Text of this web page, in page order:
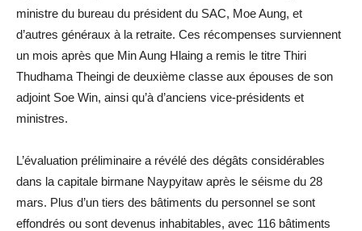
ministre du bureau du président du SAC, Moe Aung, et
d’autres généraux à la retraite. Ces récompenses surviennent
un mois après que Min Aung Hlaing a remis le titre Thiri
Thudhama Theingi de deuxième classe aux épouses de son
adjoint Soe Win, ainsi qu’à d’anciens vice-présidents et
ministres.
L’évaluation préliminaire a révélé des dégâts considérables
dans la capitale birmane Naypyitaw après le séisme du 28
mars. Plus d’un tiers des bâtiments du personnel se sont
effondrés ou sont devenus inhabitables, avec 116 bâtiments